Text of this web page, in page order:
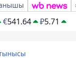
€541.64 ₽5.71